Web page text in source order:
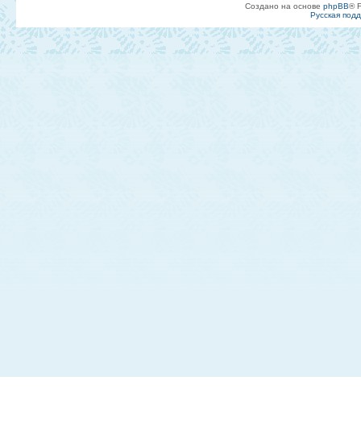
Создано на основе phpBB®
Русская